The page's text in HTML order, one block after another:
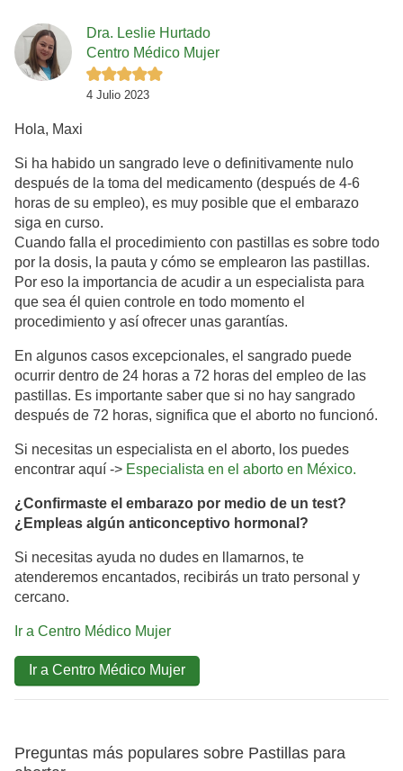
Dra. Leslie Hurtado
Centro Médico Mujer
4 Julio 2023
Hola, Maxi
Si ha habido un sangrado leve o definitivamente nulo
después de la toma del medicamento (después de 4-6
horas de su empleo), es muy posible que el embarazo
siga en curso.
Cuando falla el procedimiento con pastillas es sobre todo
por la dosis, la pauta y cómo se emplearon las pastillas.
Por eso la importancia de acudir a un especialista para
que sea él quien controle en todo momento el
procedimiento y así ofrecer unas garantías.
En algunos casos excepcionales, el sangrado puede
ocurrir dentro de 24 horas a 72 horas del empleo de las
pastillas. Es importante saber que si no hay sangrado
después de 72 horas, significa que el aborto no funcionó.
Si necesitas un especialista en el aborto, los puedes
encontrar aquí -> Especialista en el aborto en México.
¿Confirmaste el embarazo por medio de un test?
¿Empleas algún anticonceptivo hormonal?
Si necesitas ayuda no dudes en llamarnos, te
atenderemos encantados, recibirás un trato personal y
cercano.
Ir a Centro Médico Mujer
Ir a Centro Médico Mujer
Preguntas más populares sobre Pastillas para